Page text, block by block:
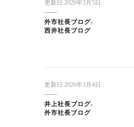
更新日 2026年3月5日
外市社長ブログ
西井社長ブログ
更新日 2026年3月4日
井上社長ブログ
外市社長ブログ